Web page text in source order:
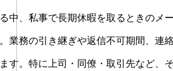
中、私事で長期休暇を取るときのメ
業務の引き継ぎや返信不可期間、連
す。特に上司・同僚・取引先など、